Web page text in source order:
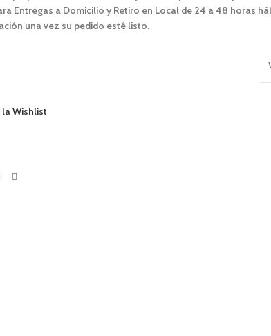
Entregas a Domicilio y Retiro en Local de 24 a 48 horas
una vez su pedido esté listo.
la Wishlist